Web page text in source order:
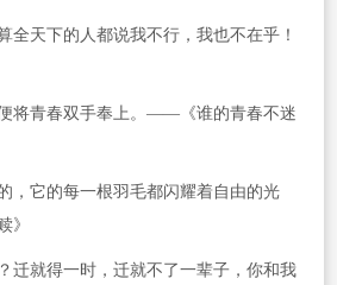
全天下的人都说我不行，我也不在乎！
将青春双手奉上。——《谁的青春不迷
，它的每一根羽毛都闪耀着自由的光
》
迁就得一时，迁就不了一辈子，你和我